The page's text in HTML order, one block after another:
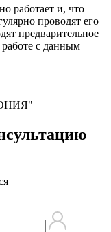
работает и, что
проводят его
предварительное
работе с данным